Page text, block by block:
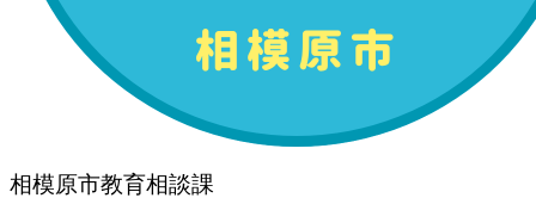
相模原市教育相談課